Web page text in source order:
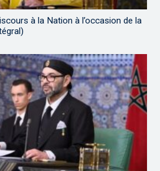
à la Nation à l’occasion de la